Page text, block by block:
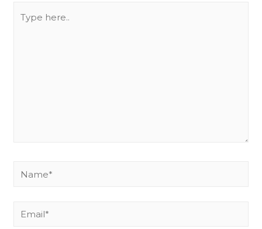
here..
Name*
Email*